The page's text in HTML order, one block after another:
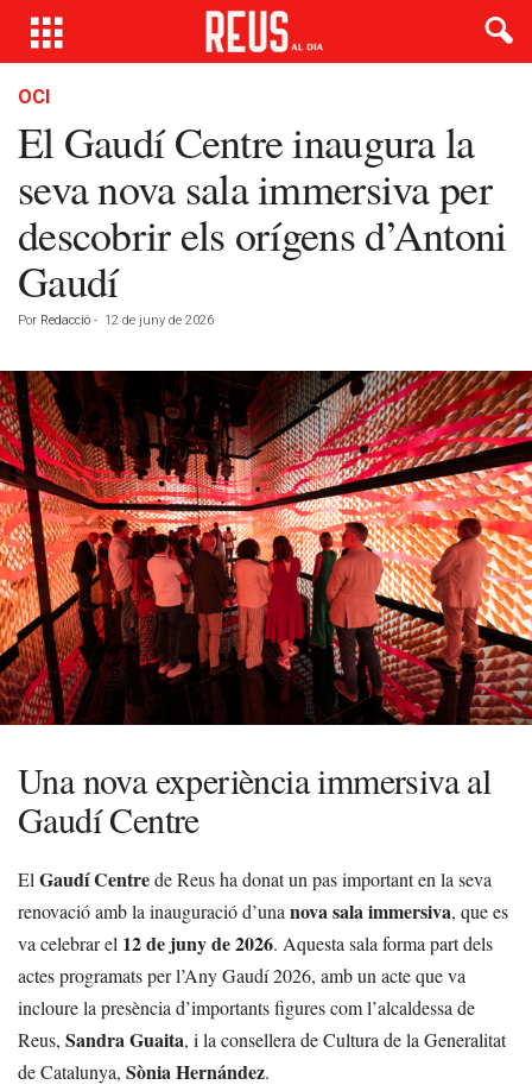
OCI
El Gaudí Centre inaugura la
seva nova sala immersiva per
descobrir els orígens d’Antoni
Gaudí
Por Redacció - 12 de juny de 2026
Una nova experiència immersiva al
Gaudí Centre
El Gaudí Centrede Reus ha donat un pas important en la seva
renovació amb la inauguració d’una nova sala immersiva, que es
va celebrar el 12 de juny de 2026. Aquesta sala forma part dels
actes programats per l’Any Gaudí 2026, amb un acte que va
incloure la presència d’importants figures com l’alcaldessa de
Reus, Sandra Guaita, i la consellera de Cultura de la Generalitat
de Catalunya, Sònia Hernández.